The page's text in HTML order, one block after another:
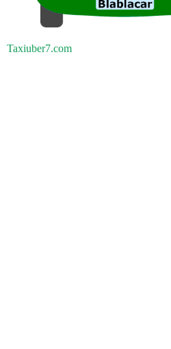
Taxiuber7.com